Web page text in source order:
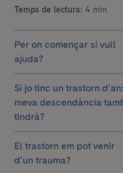
Temps de lectura: 4 min
Per on començar si vull
ajuda?
Si jo tinc un trastorn
meva descendància
tindrà?
El trastorn em pot venir
d’un trauma?